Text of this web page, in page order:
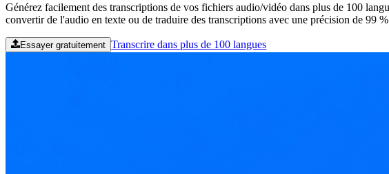
Générez facilement des transcriptions de vos fichiers audio/vidéo dans plus de 100
convertir de l'audio en texte ou de traduire des transcriptions avec une précision de 99
Essayer gratuitement Transcrire dans plus de 100 langues